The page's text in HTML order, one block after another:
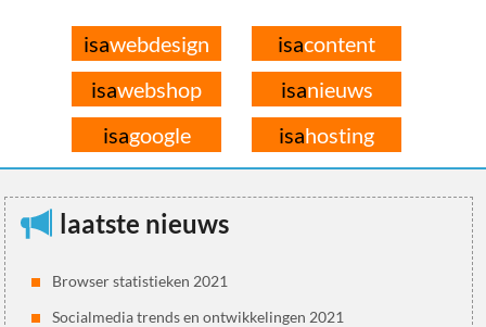
isawebdesign isacontent
isawebshop isanieuws
isagoogle isahosting
laatste nieuws
Browser statistieken 2021
Socialmedia trends en ontwikkelingen 2021